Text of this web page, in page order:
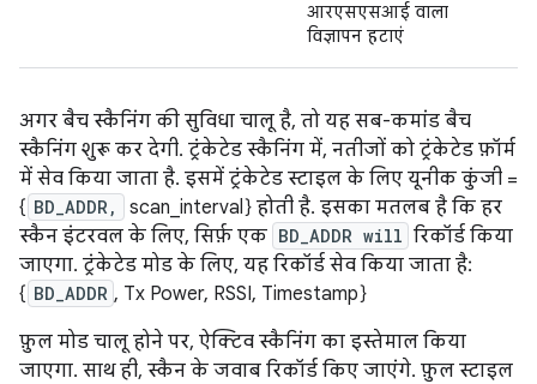
आरएसएसआई वाला
विज्ञापन हटाएं
अगर बैच स्कैनिंग की सुविधा चालू है, तो यह सब-कमांड बैच
स्कैनिंग शुरू कर देगी. ट्रंकेटेड स्कैनिंग में, नतीजों को ट्रंकेटेड फ़ॉर्म
में सेव किया जाता है. इसमें ट्रंकेटेड स्टाइल के लिए यूनीक कुंजी =
{ BD_ADDR,
scan_interval} होती है. इसका मतलब है कि हर
स्कैन इंटरवल के लिए, सिर्फ़ एक BD_ADDR will रिकॉर्ड किया
जाएगा. ट्रंकेटेड मोड के लिए, यह रिकॉर्ड सेव किया जाता है:
{ BD_ADDR , Tx Power, RSSI, Timestamp}
फ़ुल मोड चालू होने पर, ऐक्टिव स्कैनिंग का इस्तेमाल किया
जाएगा. साथ ही, स्कैन के जवाब रिकॉर्ड किए जाएंगे. फ़ुल स्टाइल